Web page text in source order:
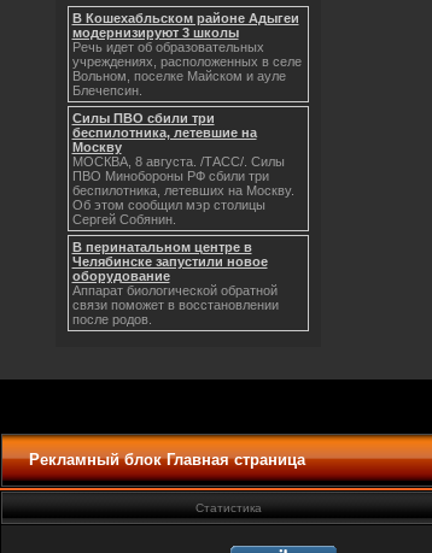
В Кошехабльском районе Адыгеи
модернизируют 3 школы
Речь идет об образовательных
учреждениях, расположенных в селе
Вольном, поселке Майском и ауле
Блечепсин.
Силы ПВО сбили три
беспилотника, летевшие на
Москву
МОСКВА, 8 августа. /ТАСС/. Силы
ПВО Минобороны РФ сбили три
беспилотника, летевших на Москву.
Об этом сообщил мэр столицы
Сергей Собянин.
В перинатальном центре в
Челябинске запустили новое
оборудование
Аппарат биологической обратной
связи поможет в восстановлении
после родов.
Рекламный блок Главная страница
Статистика